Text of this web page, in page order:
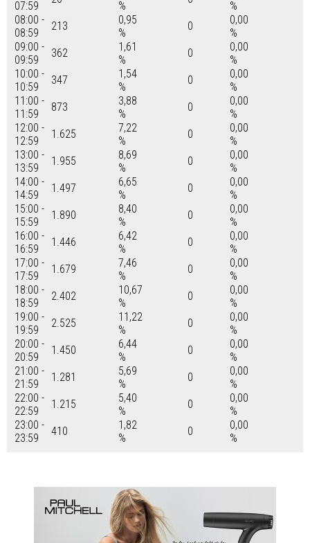
07:59
%
%
08:00 -
08:59
213
0,95
%
0
0,00
%
09:00 -
09:59
362
1,61
%
0
0,00
%
10:00 -
10:59
347
1,54
%
0
0,00
%
11:00 -
11:59
873
3,88
%
0
0,00
%
12:00 -
12:59
1.625
7,22
%
0
0,00
%
13:00 -
13:59
1.955
8,69
%
0
0,00
%
14:00 -
14:59
1.497
6,65
%
0
0,00
%
15:00 -
15:59
1.890
8,40
%
0
0,00
%
16:00 -
16:59
1.446
6,42
%
0
0,00
%
17:00 -
17:59
1.679
7,46
%
0
0,00
%
18:00 -
18:59
2.402
10,67
%
0
0,00
%
19:00 -
19:59
2.525
11,22
%
0
0,00
%
20:00 -
20:59
1.450
6,44
%
0
0,00
%
21:00 -
21:59
1.281
5,69
%
0
0,00
%
22:00 -
22:59
1.215
5,40
%
0
0,00
%
23:00 -
23:59
410
1,82
%
0
0,00
%